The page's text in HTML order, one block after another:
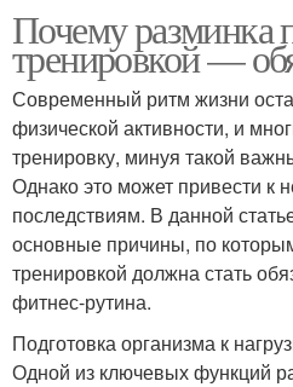
Почему разминка
тренировкой —
Современный ритм жизни
физической активности, и
тренировку, минуя такой
Однако это может привести к
последствиям. В данной
основные причины, по
тренировкой должна стать
фитнес-рутина.
Подготовка организма к
Одной из ключевых функций